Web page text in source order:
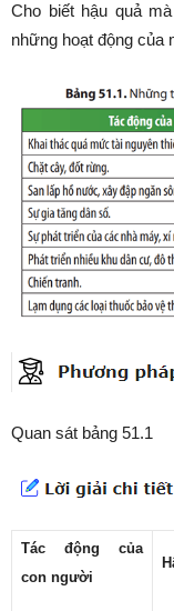
Cho biết hậu quả
những hoạt động của
Quan sát bảng 51.1
Tác động của
con người